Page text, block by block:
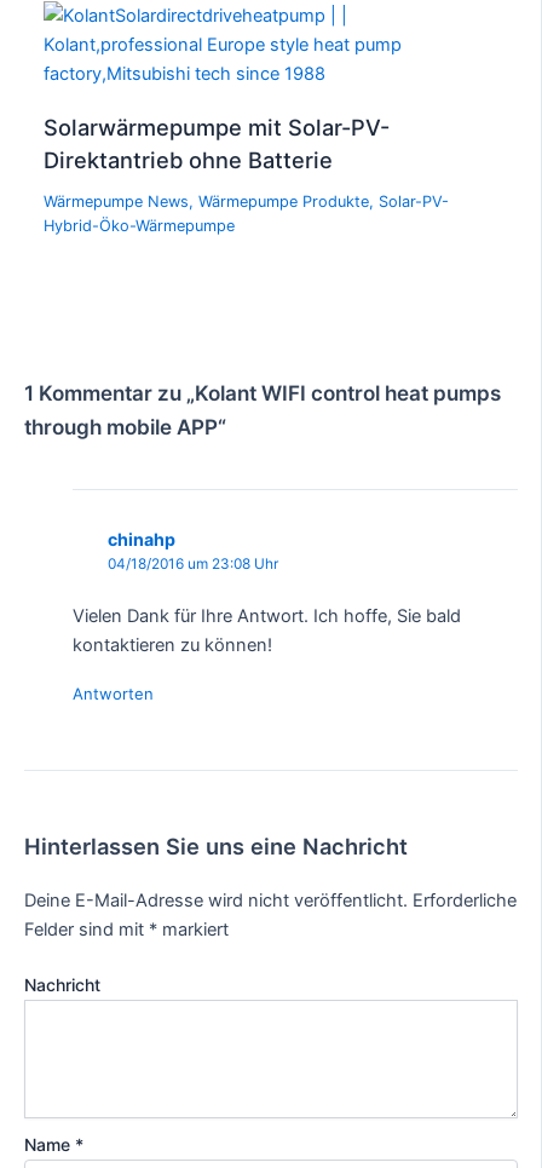
Solarwärmepumpe mit Solar-PV-
Direktantrieb ohne Batterie
Wärmepumpe News,Wärmepumpe Produkte, Solar-PV-
Hybrid-Öko-Wärmepumpe
1 Kommentar zu „Kolant WIFI control heat pumps
through mobile APP“
chinahp
04/18/2016 um 23:08 Uhr
Vielen Dank für Ihre Antwort. Ich hoffe, Sie bald
kontaktieren zu können!
Antworten
Hinterlassen Sie uns eine Nachricht
Deine E-Mail-Adresse wird nicht veröffentlicht. Erforderliche
Felder sind mit * markiert
Nachricht
Name *